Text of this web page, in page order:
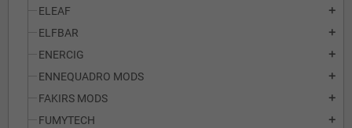
ELEAF add
ELFBAR add
ENERCIG add
ENNEQUADRO MODS add
FAKIRS MODS add
FUMYTECH add